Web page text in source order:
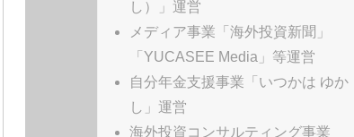
し）」運営
メディア事業「海外投資新聞」
「YUCASEE Media」等運営
自分年金支援事業「いつかは ゆか
し」運営
海外投資コンサルティング事業